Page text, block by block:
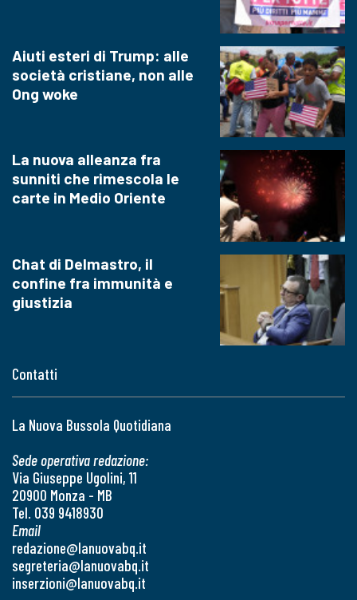
Contatti
La Nuova Bussola Quotidiana
Sede operativa redazione:
Via Giuseppe Ugolini, 11
20900 Monza - MB
Tel. 039 9418930
Email
redazione@lanuovabq.it
segreteria@lanuovabq.it
inserzioni@lanuovabq.it
Aiuti esteri di Trump: alle
società cristiane, non alle
Ong woke
La nuova alleanza fra
sunniti che rimescola le
carte in Medio Oriente
Chat di Delmastro, il
confine fra immunità e
giustizia